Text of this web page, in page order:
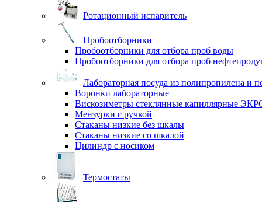
Ротационный испаритель
Пробоотборники
Пробоотборники для отбора проб воды
Пробоотборники для отбора проб
Лабораторная посуда из полипропилена и
Воронки лабораторные
Вискозиметры стеклянные капиллярные
Мензурки с ручкой
Стаканы низкие без шкалы
Стаканы низкие со шкалой
Цилиндр с носиком
Термостаты